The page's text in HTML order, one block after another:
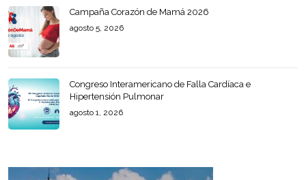
Campaña Corazón de Mamá 2026
agosto 5, 2026
Congreso Interamericano de Falla Cardíaca e
Hipertensión Pulmonar
agosto 1, 2026